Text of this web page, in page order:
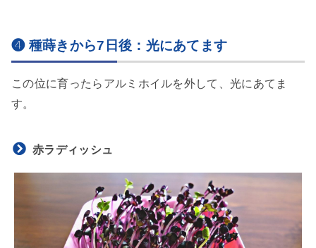
❹ 種蒔きから7日後：光にあてます
この位に育ったらアルミホイルを外して、光にあてま
す。
赤ラディッシュ